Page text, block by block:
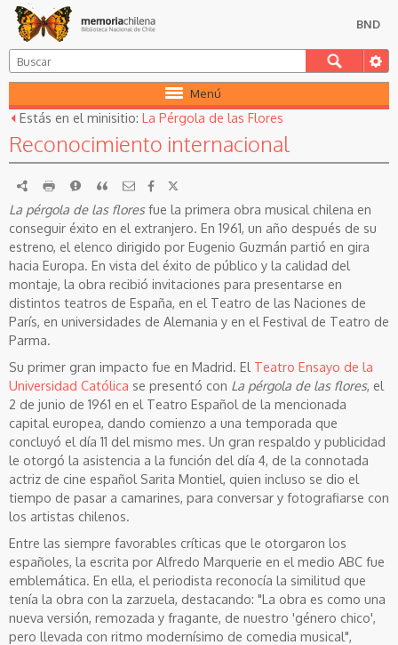
BND
Menú
Estás en el minisitio: La Pérgola de las Flores
Reconocimiento internacional
RDF imprimirReportarCitar
La pérgola de las floresfue la primera obra musical chilena en
conseguir éxito en el extranjero. En 1961, un año después de su
estreno, el elenco dirigido por Eugenio Guzmán partió en gira
hacia Europa. En vista del éxito de público y la calidad del
montaje, la obra recibió invitaciones para presentarse en
distintos teatros de España, en el Teatro de las Naciones de
París, en universidades de Alemania y en el Festival de Teatro de
Parma.
Su primer gran impacto fue en Madrid. El Teatro Ensayo de la
Universidad Católica se presentó con La pérgola de las flores, el
2 de junio de 1961 en el Teatro Español de la mencionada
capital europea, dando comienzo a una temporada que
concluyó el día 11 del mismo mes. Un gran respaldo y publicidad
le otorgó la asistencia a la función del día 4, de la connotada
actriz de cine español Sarita Montiel, quien incluso se dio el
tiempo de pasar a camarines, para conversar y fotografiarse con
los artistas chilenos.
Entre las siempre favorables críticas que le otorgaron los
españoles, la escrita por Alfredo Marquerie en el medio ABC fue
emblemática. En ella, el periodista reconocía la similitud que
tenía la obra con la zarzuela, destacando: "La obra es como una
nueva versión, remozada y fragante, de nuestro 'género chico',
pero llevada con ritmo modernísimo de comedia musical",